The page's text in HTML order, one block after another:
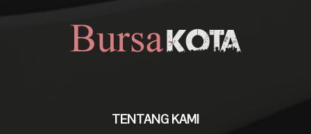
TENTANG KAMI